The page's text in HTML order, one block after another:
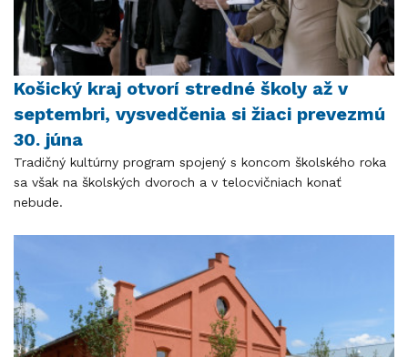
Košický kraj otvorí stredné školy až v
septembri, vysvedčenia si žiaci prevezmú
30. júna
Tradičný kultúrny program spojený s koncom školského roka
sa však na školských dvoroch a v telocvičniach konať
nebude.